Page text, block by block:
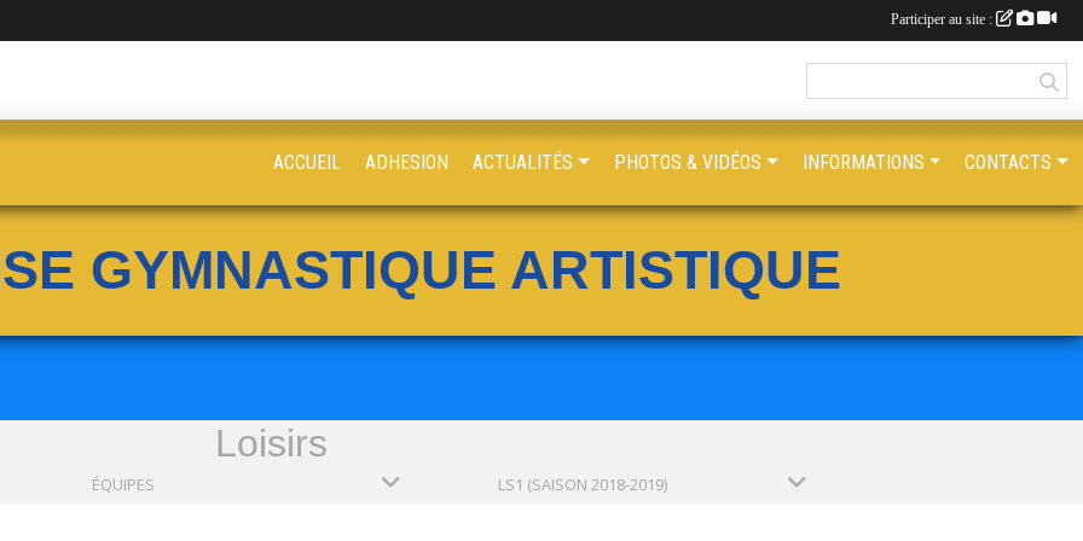
GYMNASTIQUE ARTISTIQUE
Loisirs
ÉQUIPES LS1 (SAISON 2018-2019)
ACCUEIL ADHESION ACTUALITÉS PHOTOS & VIDÉOS INFORMATIONS CONTACTS
Participer au site :